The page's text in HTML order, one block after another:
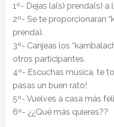
1º- Dejas la(s) prenda(s) a
2º- Se te proporcionaran
prenda).
3º- Canjeas los
otros participantes.
4º- Escuchas música, te
pasas un buen rato!
5º- Vuelves a casa más
6º- ¿¿Qué más quieres??